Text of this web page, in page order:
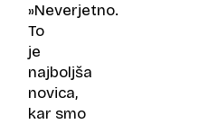
»Neverjetno.
To
je
najboljša
novica,
kar smo